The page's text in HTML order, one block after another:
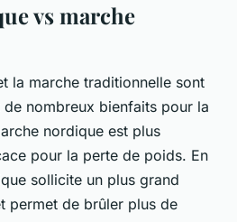
vs marche
la marche traditionnelle sont
nombreux bienfaits pour la
nordique est plus
pour la perte de poids. En
sollicite un plus grand
permet de brûler plus de